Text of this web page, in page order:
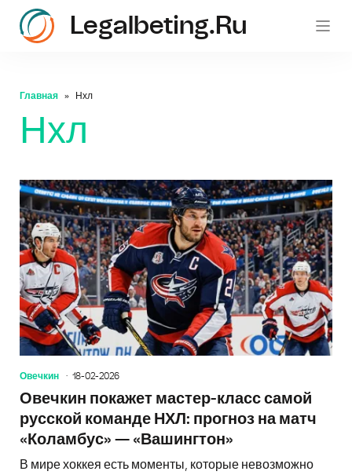
Legalbeting.ru
Главная Нхл
Нхл
Овечкин 18-02-2026
Овечкин покажет мастер-класс самой
русской команде НХЛ: прогноз на матч
«Коламбус» — «Вашингтон»
В мире хоккея есть моменты, которые невозможно